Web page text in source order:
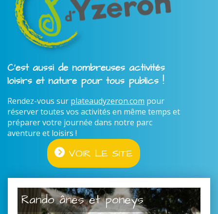
C'est aussi de nombreuses activités
loisirs et nature pour tous publics !
Rendez-vous sur plateaudyzeron.com pour
réserver toutes vos activités en même temps et
préparer votre journée dans notre parc
aventure et loisirs !
VOIR LE SITE